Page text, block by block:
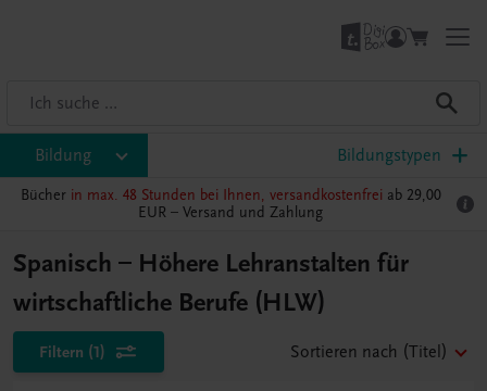
Bildung Bildungstypen
Bücher in max. 48 Stunden bei Ihnen, versandkostenfrei ab 29,00
EUR – Versand und Zahlung
Spanisch – Höhere Lehranstalten für
wirtschaftliche Berufe (HLW)
Filtern (1) Sortieren nach (Titel)